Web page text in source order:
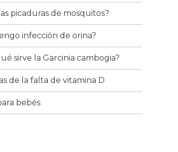
picaduras de mosquitos?
infección de orina?
sirve la Garcinia cambogia?
de la falta de vitamina D
bebés